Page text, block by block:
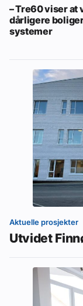
– Tre60 viser at
dårligere
systemer
Aktuelle prosjekter
Utvidet